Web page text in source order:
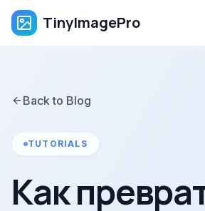
TinyImagePro
Back to Blog
TUTORIALS
Как